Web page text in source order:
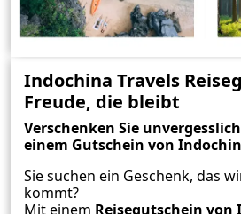
Indochina Travels
Freude, die bleibt
Verschenken Sie
einem Gutschein von
Sie suchen ein Geschenk, das
kommt?
Mit einem Reisegutschein von